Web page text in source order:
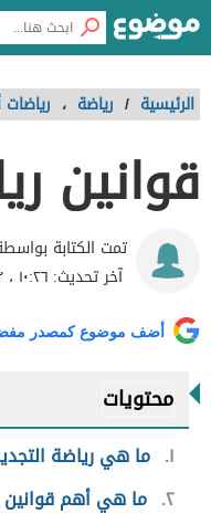
الرئيسية / رياضة ،
قوانين
تمت الكتابة
آخر تحديث: ١٠:٢٦ ، ١٣ أكتوبر ٢٠٢٢
أضف موضوع كمصدر
محتويات
١ ما هي رياضة
٢ ما هي أهم قوانين